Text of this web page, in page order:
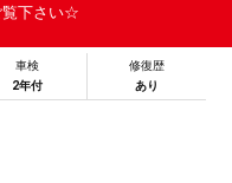
覧下さい☆
車検
2年付
修復歴
あり